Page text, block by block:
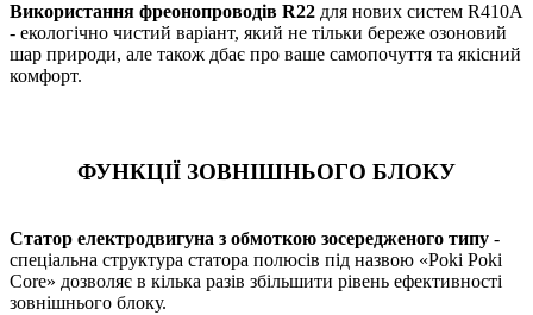
Використання фреонопроводів R22 для нових систем R410A
- екологічно чистий варіант, який не тільки береже озоновий
шар природи, але також дбає про ваше самопочуття та якісний
комфорт.
ФУНКЦІЇ ЗОВНІШНЬОГО БЛОКУ
Статор електродвигуна з обмоткою зосередженого типу -
спеціальна структура статора полюсів під назвою «Poki Poki
Core» дозволяє в кілька разів збільшити рівень ефективності
зовнішнього блоку.